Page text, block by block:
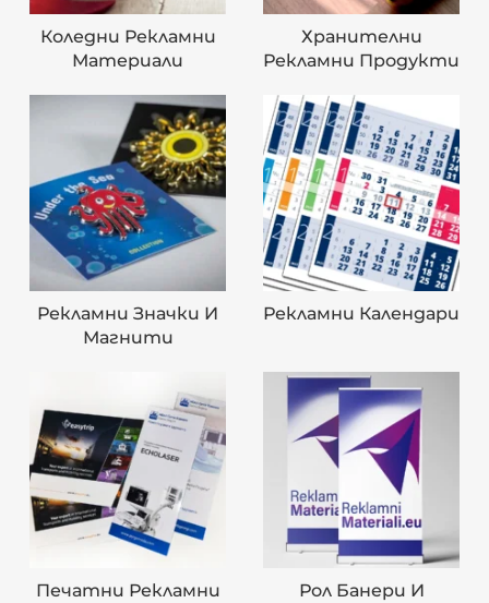
Коледни Рекламни
Материали
Хранителни
Рекламни Продукти
Рекламни Значки И
Магнити
Рекламни Календари
Печатни Рекламни
Рол Банери И